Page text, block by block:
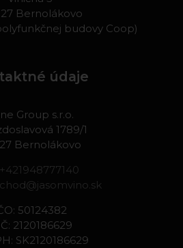
Bernolákovo
budovy Coop)
údaje
Group s.r.o.
1789/1
Bernolákovo
+421948777140
50124382
2120186629
SK2120186629